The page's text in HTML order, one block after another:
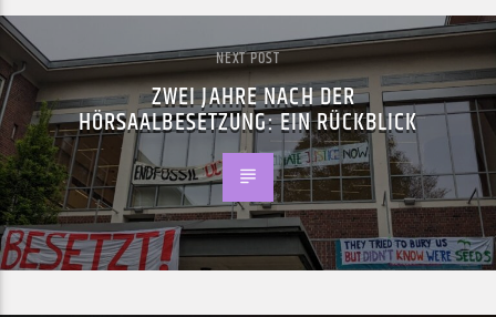
NEXT POST
ZWEI JAHRE NACH DER
HÖRSAALBESETZUNG: EIN RÜCKBLICK